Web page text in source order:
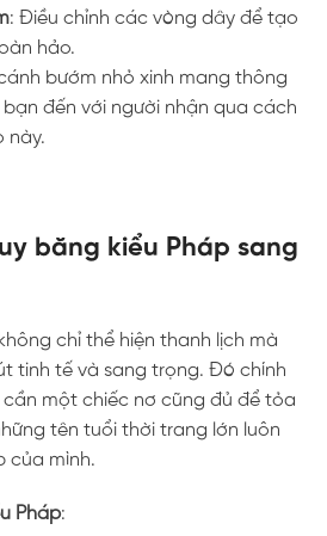
: Điều chỉnh các vòng dây để tạo
hảo.
bướm nhỏ xinh mang thông
đến với người nhận qua cách
này.
băng kiểu Pháp sang
chỉ thể hiện thanh lịch mà
tinh tế và sang trọng. Đó chính
một chiếc nơ cũng đủ để tỏa
tên tuổi thời trang lớn luôn
của mình.
Pháp: